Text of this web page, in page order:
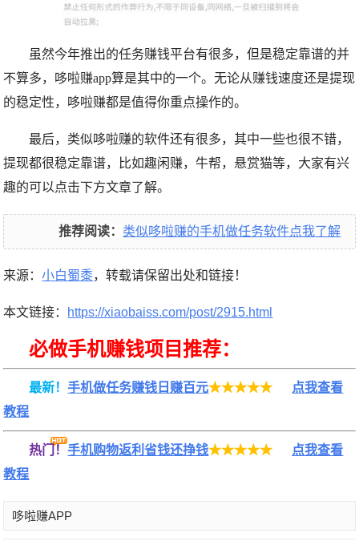
虽然今年推出的任务赚钱平台有很多，但是稳定靠谱的并
不算多，哆啦赚app算是其中的一个。无论从赚钱速度还是提现
的稳定性，哆啦赚都是值得你重点操作的。
最后，类似哆啦赚的软件还有很多，其中一些也很不错，
提现都很稳定靠谱，比如趣闲赚，牛帮，悬赏猫等，大家有兴
趣的可以点击下方文章了解。
推荐阅读： 类似哆啦赚的手机做任务软件点我了解
来源：小白蜀黍，转载请保留出处和链接！
本文链接： https://xiaobaiss.com/post/2915.html
必做手机赚钱项目推荐：
最新！手机做任务赚钱日赚百元★★★★★
点我查看
教程
热门！手机购物返利省钱还挣钱★★★★★
点我查看
教程
哆啦赚APP